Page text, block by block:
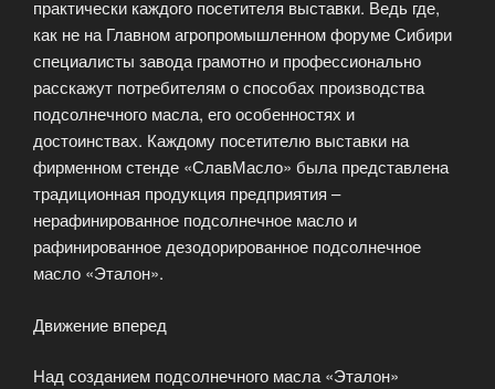
практически каждого посетителя выставки. Ведь где,
как не на Главном агропромышленном форуме Сибири
специалисты завода грамотно и профессионально
расскажут потребителям о способах производства
подсолнечного масла, его особенностях и
достоинствах. Каждому посетителю выставки на
фирменном стенде «СлавМасло» была представлена
традиционная продукция предприятия –
нерафинированное подсолнечное масло и
рафинированное дезодорированное подсолнечное
масло «Эталон».
Движение вперед
Над созданием подсолнечного масла «Эталон»